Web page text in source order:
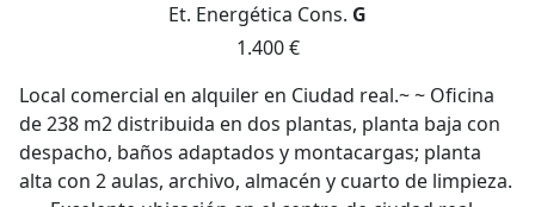
Et. Energética Cons. G
1.400 €
Local comercial en alquiler en Ciudad real.~ ~ Oficina
de 238 m2 distribuida en dos plantas, planta baja con
despacho, baños adaptados y montacargas; planta
alta con 2 aulas, archivo, almacén y cuarto de limpieza.